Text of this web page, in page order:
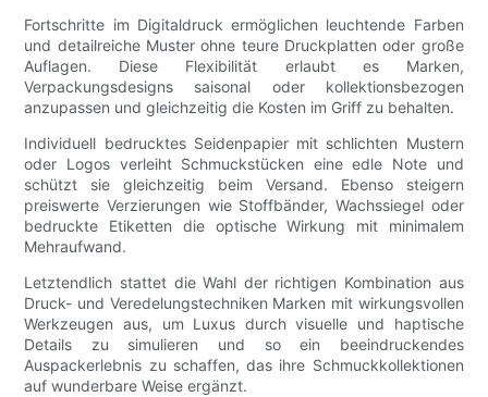
Fortschritte im Digitaldruck ermöglichen leuchtende Farben
und detailreiche Muster ohne teure Druckplatten oder große
Auflagen. Diese Flexibilität erlaubt es Marken,
Verpackungsdesigns saisonal oder kollektionsbezogen
anzupassen und gleichzeitig die Kosten im Griff zu behalten.
Individuell bedrucktes Seidenpapier mit schlichten Mustern
oder Logos verleiht Schmuckstücken eine edle Note und
schützt sie gleichzeitig beim Versand. Ebenso steigern
preiswerte Verzierungen wie Stoffbänder, Wachssiegel oder
bedruckte Etiketten die optische Wirkung mit minimalem
Mehraufwand.
Letztendlich stattet die Wahl der richtigen Kombination aus
Druck- und Veredelungstechniken Marken mit wirkungsvollen
Werkzeugen aus, um Luxus durch visuelle und haptische
Details zu simulieren und so ein beeindruckendes
Auspackerlebnis zu schaffen, das ihre Schmuckkollektionen
auf wunderbare Weise ergänzt.